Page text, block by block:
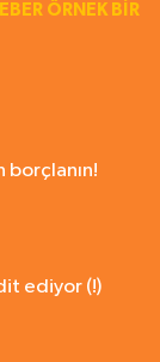
ÖRNEK BİR
borçlanın!
ediyor (!)